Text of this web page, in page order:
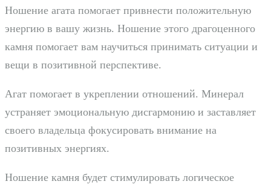
Ношение агата помогает привнести положительную
энергию в вашу жизнь. Ношение этого драгоценного
камня помогает вам научиться принимать ситуации и
вещи в позитивной перспективе.
Агат помогает в укреплении отношений. Минерал
устраняет эмоциональную дисгармонию и заставляет
своего владельца фокусировать внимание на
позитивных энергиях.
Ношение камня будет стимулировать логическое